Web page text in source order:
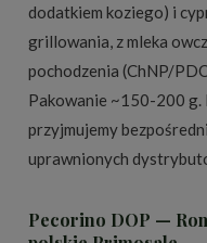
dodatkiem koziego) i
grillowania, z mleka
pochodzenia (ChNP/
Pakowanie ~150-200
przyjmujemy
uprawnionych
Pecorino DOP —